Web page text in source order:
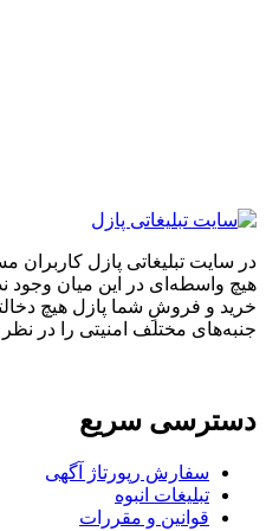
تبلیغاتی پازل کاربران
در این میان وجود
و فروشِ شما پازل هیچ دخالتی
مختلف امنیتی را در نظر
سریع
سفارش رپورتاژ آگهی
تبلیغات انبوه
قوانین و مقررات